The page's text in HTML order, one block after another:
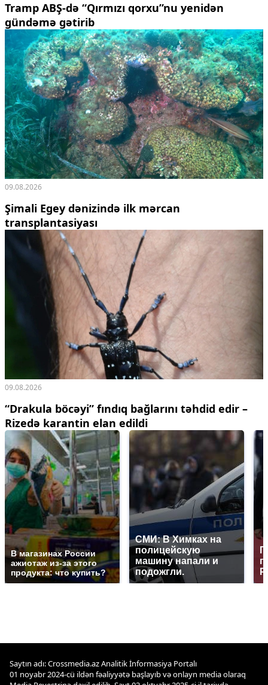
Tramp ABŞ-də “Qırmızı qorxu”nu yenidən
gündəmə gətirib
09.08.2026
Şimali Egey dənizində ilk mərcan
transplantasiyası
09.08.2026
“Drakula böcəyi” fındıq bağlarını təhdid edir –
Rizedə karantin elan edildi
В магазинах России
ажиотаж из-за этого
продукта: что купить?
СМИ: В Химках на
полицейскую
машину напали и
подожгли.
Saytın adı: Crossmedia.az Analitik İnformasiya Portalı
01 noyabr 2024-cü ildən fəaliyyətə başlayıb və onlayn media olaraq